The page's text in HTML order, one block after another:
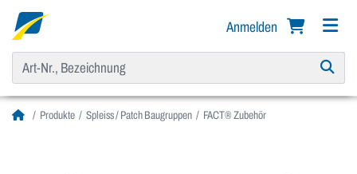
Anmelden
Produkte Spleiss / Patch Baugruppen FACT® Zubehör